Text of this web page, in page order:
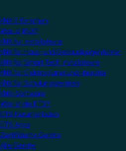
KNX Erforschen
Was ist KNX?
KNX für Installateure
KNX für Haus- und Gebäudeeigentümer
KNX für Smart Tech Installateure
KNX für Elektroplaner und -berater
KNX für Schulungszentren
KNX-Software
Was ist die ETS?
ETS herunterladen
ETS Apps
Zertifizierte Geräte
Alle Geräte